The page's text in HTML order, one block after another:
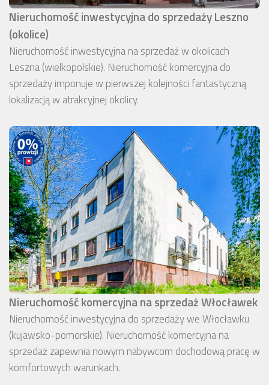
Nieruchomość inwestycyjna do sprzedaży Leszno
(okolice)
Nieruchomość inwestycyjna na sprzedaż w okolicach
Leszna (wielkopolskie). Nieruchomość komercyjna do
sprzedaży imponuje w pierwszej kolejności fantastyczną
lokalizacją w atrakcyjnej okolicy.
Nieruchomość komercyjna na sprzedaż Włocławek
Nieruchomość inwestycyjna do sprzedaży we Włocławku
(kujawsko-pomorskie). Nieruchomość komercyjna na
sprzedaż zapewnia nowym nabywcom dochodową pracę w
komfortowych warunkach.